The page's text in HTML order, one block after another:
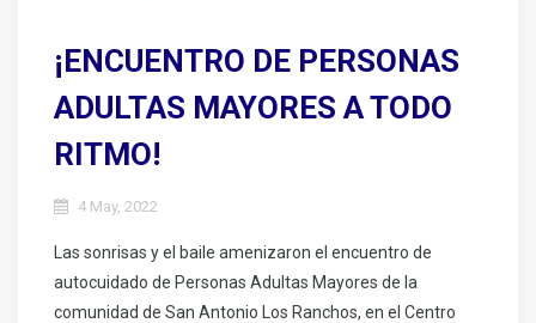
¡ENCUENTRO DE PERSONAS
ADULTAS MAYORES A TODO
RITMO!
4 May, 2022
Las sonrisas y el baile amenizaron el encuentro de
autocuidado de Personas Adultas Mayores de la
comunidad de San Antonio Los Ranchos, en el Centro